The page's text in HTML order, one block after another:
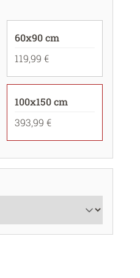
60x90 cm
119,99 €
100x150 cm
393,99 €